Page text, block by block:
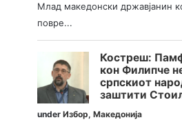
Млад македонски државјанин
повре...
Костреш:
кон Филипче
српскиот
заштити
underИзбор,Македонија